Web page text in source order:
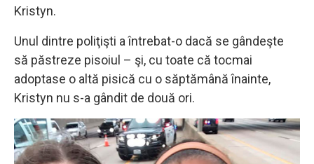
Kristyn.
Unul dintre poliţişti a întrebat-o dacă se gândeşte
să păstreze pisoiul – şi, cu toate că tocmai
adoptase o altă pisică cu o săptămână înainte,
Kristyn nu s-a gândit de două ori.